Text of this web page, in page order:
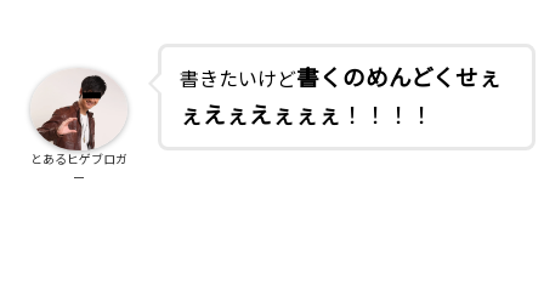
書きたいけど書くのめんどくせぇ
ぇえぇえぇぇぇ ！！！！
とあるヒゲブロガ
ー